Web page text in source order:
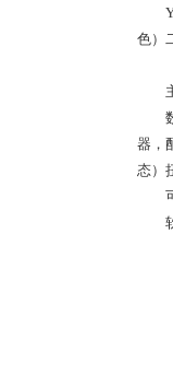
色）
器，
态）